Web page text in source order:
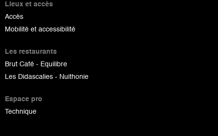
Lieux et accès
Accès
Mobilité et accessibilité
Les restaurants
Brut Café - Equilibre
Les Didascalies - Nuithonie
Espace pro
Technique